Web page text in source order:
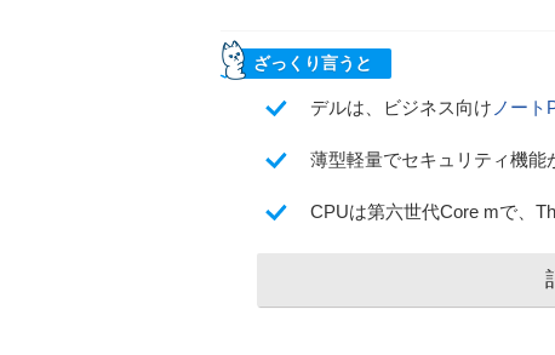
ざっくり言うと
デルは、ビジネス向け ノート
薄型軽量でセキュリティ機能
CPUは第六世代Core mで、